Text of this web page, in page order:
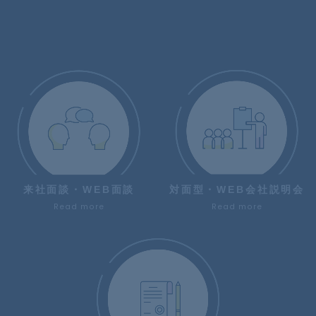
来社面談・WEB面談
Read more
対面型・WEB会社説明会
Read more